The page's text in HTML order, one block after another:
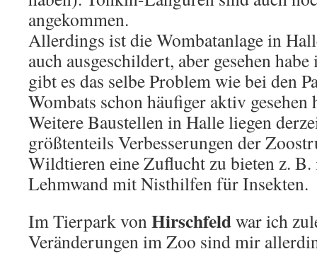
angekommen.
Allerdings ist die Wombatanlage in
auch ausgeschildert, aber gesehen
gibt es das selbe Problem wie bei den
Wombats schon häufiger aktiv gesehen
Weitere Baustellen in Halle liegen
größtenteils Verbesserungen der
Wildtieren eine Zuflucht zu bieten z.
Lehmwand mit Nisthilfen für Insekten.
Im Tierpark vonHirschfeldwar ich
Veränderungen im Zoo sind mir